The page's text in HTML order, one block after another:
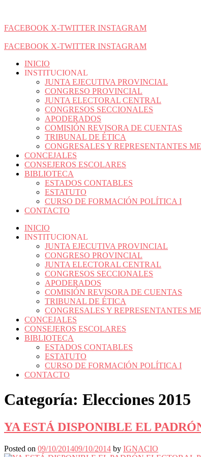
FACEBOOK X-TWITTER INSTAGRAM
FACEBOOK X-TWITTER INSTAGRAM
INICIO
INSTITUCIONAL
JUNTA EJECUTIVA PROVINCIAL
CONGRESO PROVINCIAL
JUNTA ELECTORAL CENTRAL
CONGRESOS SECCIONALES
APODERADOS
COMISIÓN REVISORA DE CUENTAS
TRIBUNAL DE ÉTICA
CONGRESALES Y REPRESENTANTES
CONCEJALES
CONSEJEROS ESCOLARES
BIBLIOTECA
ESTADOS CONTABLES
ESTATUTO
CURSO DE FORMACIÓN POLÍTICA I
CONTACTO
INICIO
INSTITUCIONAL
JUNTA EJECUTIVA PROVINCIAL
CONGRESO PROVINCIAL
JUNTA ELECTORAL CENTRAL
CONGRESOS SECCIONALES
APODERADOS
COMISIÓN REVISORA DE CUENTAS
TRIBUNAL DE ÉTICA
CONGRESALES Y REPRESENTANTES
CONCEJALES
CONSEJEROS ESCOLARES
BIBLIOTECA
ESTADOS CONTABLES
ESTATUTO
CURSO DE FORMACIÓN POLÍTICA I
CONTACTO
Categoría: Elecciones 2015
YA ESTÁ DISPONIBLE EL
Posted on 09/10/201409/10/2014 by IGNACIO